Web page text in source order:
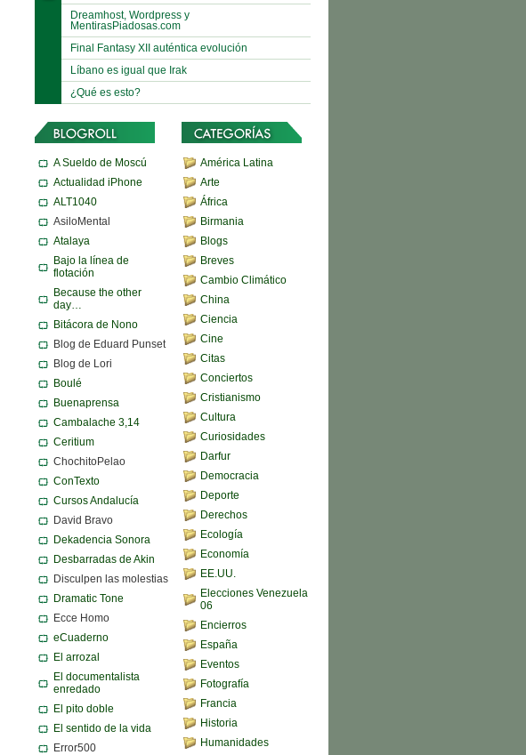
Dreamhost, Wordpress y
MentirasPiadosas.com
Final Fantasy XII auténtica evolución
Líbano es igual que Irak
¿Qué es esto?
A Sueldo de Moscú
Actualidad iPhone
ALT1040
AsiloMental
Atalaya
Bajo la línea de
flotación
Because the other
day…
Bitácora de Nono
Blog de Eduard Punset
Blog de Lori
Boulé
Buenaprensa
Cambalache 3,14
Ceritium
ChochitoPelao
ConTexto
Cursos Andalucía
David Bravo
Dekadencia Sonora
Desbarradas de Akin
Disculpen las molestias
Dramatic Tone
Ecce Homo
eCuaderno
El arrozal
El documentalista
enredado
El pito doble
El sentido de la vida
Error500
América Latina
Arte
África
Birmania
Blogs
Breves
Cambio Climático
China
Ciencia
Cine
Citas
Conciertos
Cristianismo
Cultura
Curiosidades
Darfur
Democracia
Deporte
Derechos
Ecología
Economía
EE.UU.
Elecciones Venezuela
06
Encierros
España
Eventos
Fotografía
Francia
Historia
Humanidades